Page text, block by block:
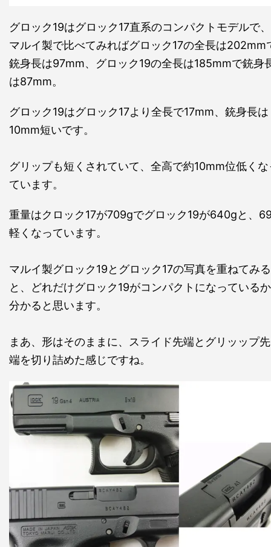
グロック19はグロック17直系のコンパクトモデルで、
マルイ製で比べてみればグロック17の全長は202mm
銃身長は97mm、グロック19の全長は185mmで銃身
は87mm。
グロック19はグロック17より全長で17mm、銃身長は
10mm短いです。
グリップも短くされていて、全高で約10mm位低くな
ています。
重量はクロック17が709gでグロック19が640gと、
軽くなっています。
マルイ製グロック19とグロック17の写真を重ねてみる
と、どれだけグロック19がコンパクトになっているか
分かると思います。
まあ、形はそのままに、スライド先端とグリッップ先
端を切り詰めた感じですね。